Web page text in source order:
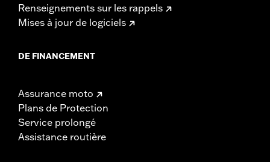
Renseignements sur les rappels
Mises à jour de logiciels
DE FINANCEMENT
Assurance moto
Plans de Protection
Service prolongé
Assistance routière